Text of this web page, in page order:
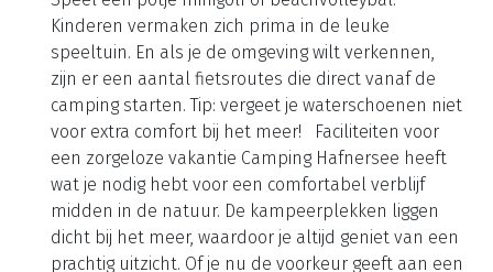
bergachtige en bosrijke omgeving. Of je nu wilt
relaxen aan het meer, actief bezig wilt zijn in de
natuur, of de omliggende regio wilt verkennen –
hier ben je aan het juiste adres. Waterpret en
sportieve activiteiten Vanaf de camping heb je
direct toegang tot de Hafnersee en dat geeft volop
mogelijkheden voor watersportliefhebbers. Neem
een verfrissende duik of ga lekker snorkelen. Of
verken het meer vanaf een supboard of uit een
kano. Ook op het droge is er genoeg te beleven.